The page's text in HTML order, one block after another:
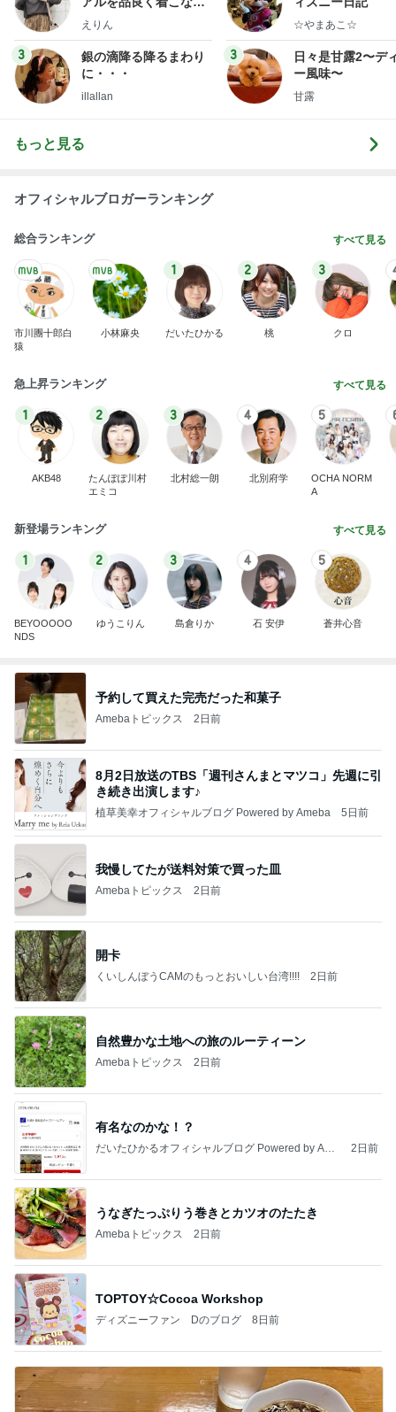
ファッションブログ
えりん
3
銀の滴降る降るまわり
に・・・
illallan
☆やまあこ☆
3
日々是甘露2〜デ
ー風味〜
甘露
もっと見る
オフィシャルブロガーランキング
総合ランキング すべて見る
市川團十郎白
猿
小林麻央
1
だいたひかる
2
桃
3
クロ
急上昇ランキング すべて見る
1
AKB48
2
たんぽぽ川村
エミコ
3
北村総一朗
4
北別府学
5
OCHA NORM
A
新登場ランキング すべて見る
1
BEYOOOOO
NDS
2
ゆうこりん
3
島倉りか
4
石 安伊
5
蒼井心音
予約して買えた完売だった和菓子
Amebaトピックス 2日前
8月2日放送のTBS「週刊さんまとマツコ」先週に引
き続き出演します♪
植草美幸オフィシャルブログ Powered by Ameba 5日前
我慢してたが送料対策で買った皿
Amebaトピックス 2日前
開卡
くいしんぼうCAMのもっとおいしい台湾!!!! 2日前
自然豊かな土地への旅のルーティーン
Amebaトピックス 2日前
有名なのかな！？
だいたひかるオフィシャルブログ Powered by Ame
2日前
うなぎたっぷりう巻きとカツオのたたき
Amebaトピックス 2日前
TOPTOY☆Cocoa Workshop
ディズニーファン Dのブログ 8日前